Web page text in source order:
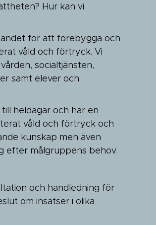
Hur kan vi
för att förebygga och
våld och förtryck. Vi
socialtjänsten,
samt elever och
heldagar och har en
våld och förtryck och
kunskap men även
efter målgruppens behov.
och handledning för
om insatser i olika